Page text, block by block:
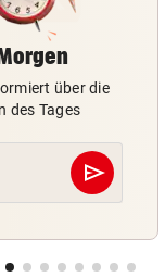
über die
des Tages
send
Abschicken